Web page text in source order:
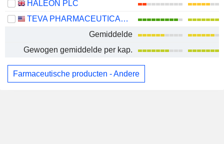
HALEON PLC
TEVA PHARMACEUTICAL INDUSTRIES LIMITED
Gemiddelde
Gewogen gemiddelde per kap.
Farmaceutische producten - Andere